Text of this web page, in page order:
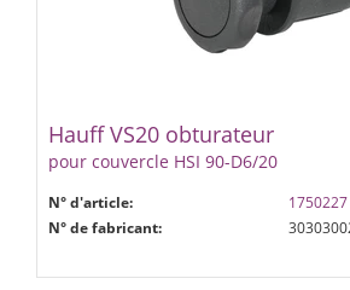
Hauff VS20 obturateur
pour couvercle HSI 90-D6/20
N° d'article:
1750227
N° de fabricant: